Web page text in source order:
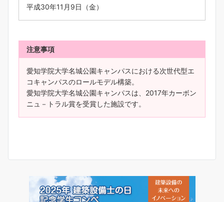
平成30年11月9日（金）
注意事項
愛知学院大学名城公園キャンパスにおける次世代型エ
コキャンパスのロールモデル構築。
愛知学院大学名城公園キャンパスは、2017年カーボン
ニュ－トラル賞を受賞した施設です。